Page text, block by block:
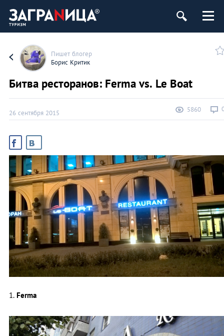
Пишет блогер
Борис Критик
Битва ресторанов: Ferma vs. Le Boat
26 сентября 2015 5860
1. Ferma